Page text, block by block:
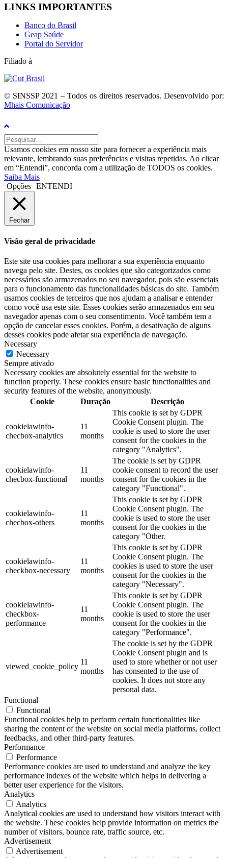
LINKS IMPORTANTES
Banco do Brasil
Geap Saúde
Portal do Servidor
Filiado à
© SINSSP 2021 – Todos os direitos reservados. Desenvolvido por:
Mhais Comunicação
Usamos cookies em nosso site para fornecer a experiência mais
relevante, lembrando suas preferências e visitas repetidas. Ao clicar
em “Entendi”, concorda com a utilização de TODOS os cookies.
Saiba Mais
Opções ENTENDI
Fechar
Visão geral de privacidade
Este site usa cookies para melhorar a sua experiência enquanto
navega pelo site. Destes, os cookies que são categorizados como
necessários são armazenados no seu navegador, pois são essenciais
para o funcionamento das funcionalidades básicas do site. Também
usamos cookies de terceiros que nos ajudam a analisar e entender
como você usa este site. Esses cookies serão armazenados em seu
navegador apenas com o seu consentimento. Você também tem a
opção de cancelar esses cookies. Porém, a desativação de alguns
desses cookies pode afetar sua experiência de navegação.
Necessary
Necessary
Sempre ativado
Necessary cookies are absolutely essential for the website to
function properly. These cookies ensure basic functionalities and
security features of the website, anonymously.
Cookie
Duração Descrição
cookielawinfo-
checbox-analytics
11
months
This cookie is set by GDPR
Cookie Consent plugin. The
cookie is used to store the user
consent for the cookies in the
category "Analytics".
cookielawinfo-
checbox-functional
11
months
The cookie is set by GDPR
cookie consent to record the user
consent for the cookies in the
category "Functional".
cookielawinfo-
checbox-others
11
months
This cookie is set by GDPR
Cookie Consent plugin. The
cookie is used to store the user
consent for the cookies in the
category "Other.
cookielawinfo-
checkbox-necessary
11
months
This cookie is set by GDPR
Cookie Consent plugin. The
cookies is used to store the user
consent for the cookies in the
category "Necessary".
cookielawinfo-
checkbox-
performance
11
months
This cookie is set by GDPR
Cookie Consent plugin. The
cookie is used to store the user
consent for the cookies in the
category "Performance".
viewed_cookie_policy
11
months
The cookie is set by the GDPR
Cookie Consent plugin and is
used to store whether or not user
has consented to the use of
cookies. It does not store any
personal data.
Functional
Functional
Functional cookies help to perform certain functionalities like
sharing the content of the website on social media platforms, collect
feedbacks, and other third-party features.
Performance
Performance
Performance cookies are used to understand and analyze the key
performance indexes of the website which helps in delivering a
better user experience for the visitors.
Analytics
Analytics
Analytical cookies are used to understand how visitors interact with
the website. These cookies help provide information on metrics the
number of visitors, bounce rate, traffic source, etc.
Advertisement
Advertisement